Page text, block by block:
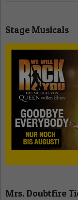
Stage Musicals
Mrs. Doubtfire